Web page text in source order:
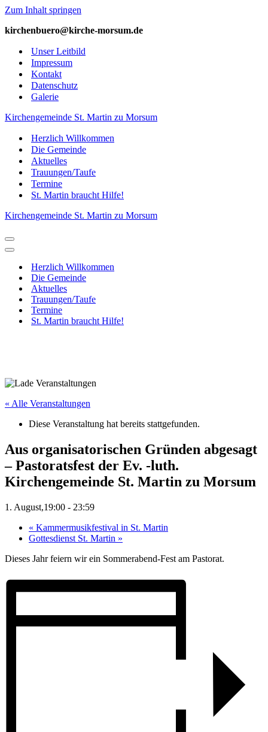
Zum Inhalt springen
kirchenbuero@kirche-­morsum.de
Unser Leitbild
Impressum
Kontakt
Datenschutz
Galerie
Kirchengemeinde St. Martin zu Morsum
Herzlich Willkommen
Die Gemeinde
Aktuelles
Trauungen/Taufe
Termine
St. Martin braucht Hilfe!
Kirchengemeinde St. Martin zu Morsum
Navigations-
Menü
Navigations-
Herzlich Willkommen
Die Gemeinde
Aktuelles
Trauungen/Taufe
Termine
St. Martin braucht Hilfe!
« Alle Veranstaltungen
Diese Veranstaltung hat bereits stattgefunden.
Aus organisatorischen Gründen abgesagt
– Pastoratsfest der Ev. -luth.
Kirchengemeinde St. Martin zu Morsum
1. August,19:00 - 23:59
« Kammermusikfestival in St. Martin
Gottesdienst St. Martin »
Dieses Jahr feiern wir ein Sommerabend-Fest am Pastorat.